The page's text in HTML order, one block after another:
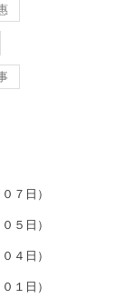
７日）
５日）
４日）
１日）